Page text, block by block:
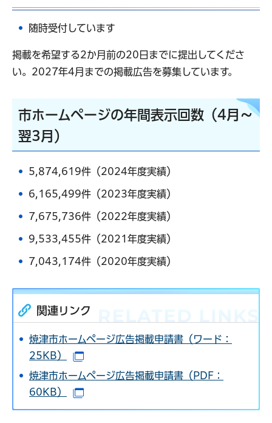
随時受付しています
掲載を希望する2か月前の20日までに提出してくださ
い。 2027年4月までの掲載広告を募集しています。
市ホームページの年間表示回数（4月～
翌3月）
5,874,619件（2024年度実績）
6,165,499件（2023年度実績）
7,675,736件（2022年度実績）
9,533,455件（2021年度実績）
7,043,174件（2020年度実績）
関連リンク
焼津市ホームページ広告掲載申請書（ワード：
25KB）
焼津市ホームページ広告掲載申請書（PDF：
60KB）